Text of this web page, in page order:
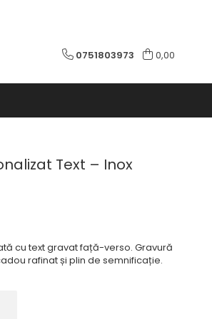
0751803973 0,00
Text – Inox
cu text gravat față-verso. Gravură
rafinat și plin de semnificație.